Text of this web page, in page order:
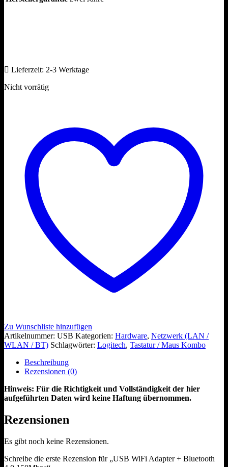
Lieferzeit: 2-3 Werktage
Nicht vorrätig
Zu Wunschliste hinzufügen
Artikelnummer: USB Kategorien: Hardware, Netzwerk (LAN /
WLAN / BT) Schlagwörter: Logitech, Tastatur / Maus Kombo
Beschreibung
Rezensionen (0)
Hinweis: Für die Richtigkeit und Vollständigkeit der hier
aufgeführten Daten wird keine Haftung übernommen.
Rezensionen
Es gibt noch keine Rezensionen.
Schreibe die erste Rezension für „USB WiFi Adapter + Bluetooth